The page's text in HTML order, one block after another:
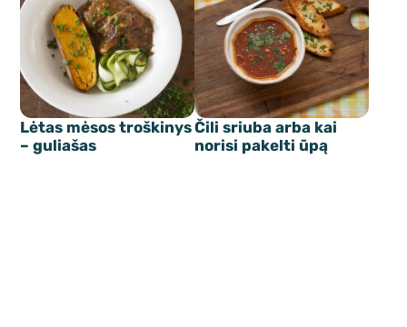
Lėtas mėsos troškinys
– guliašas
Čili sriuba arba kai
norisi pakelti ūpą